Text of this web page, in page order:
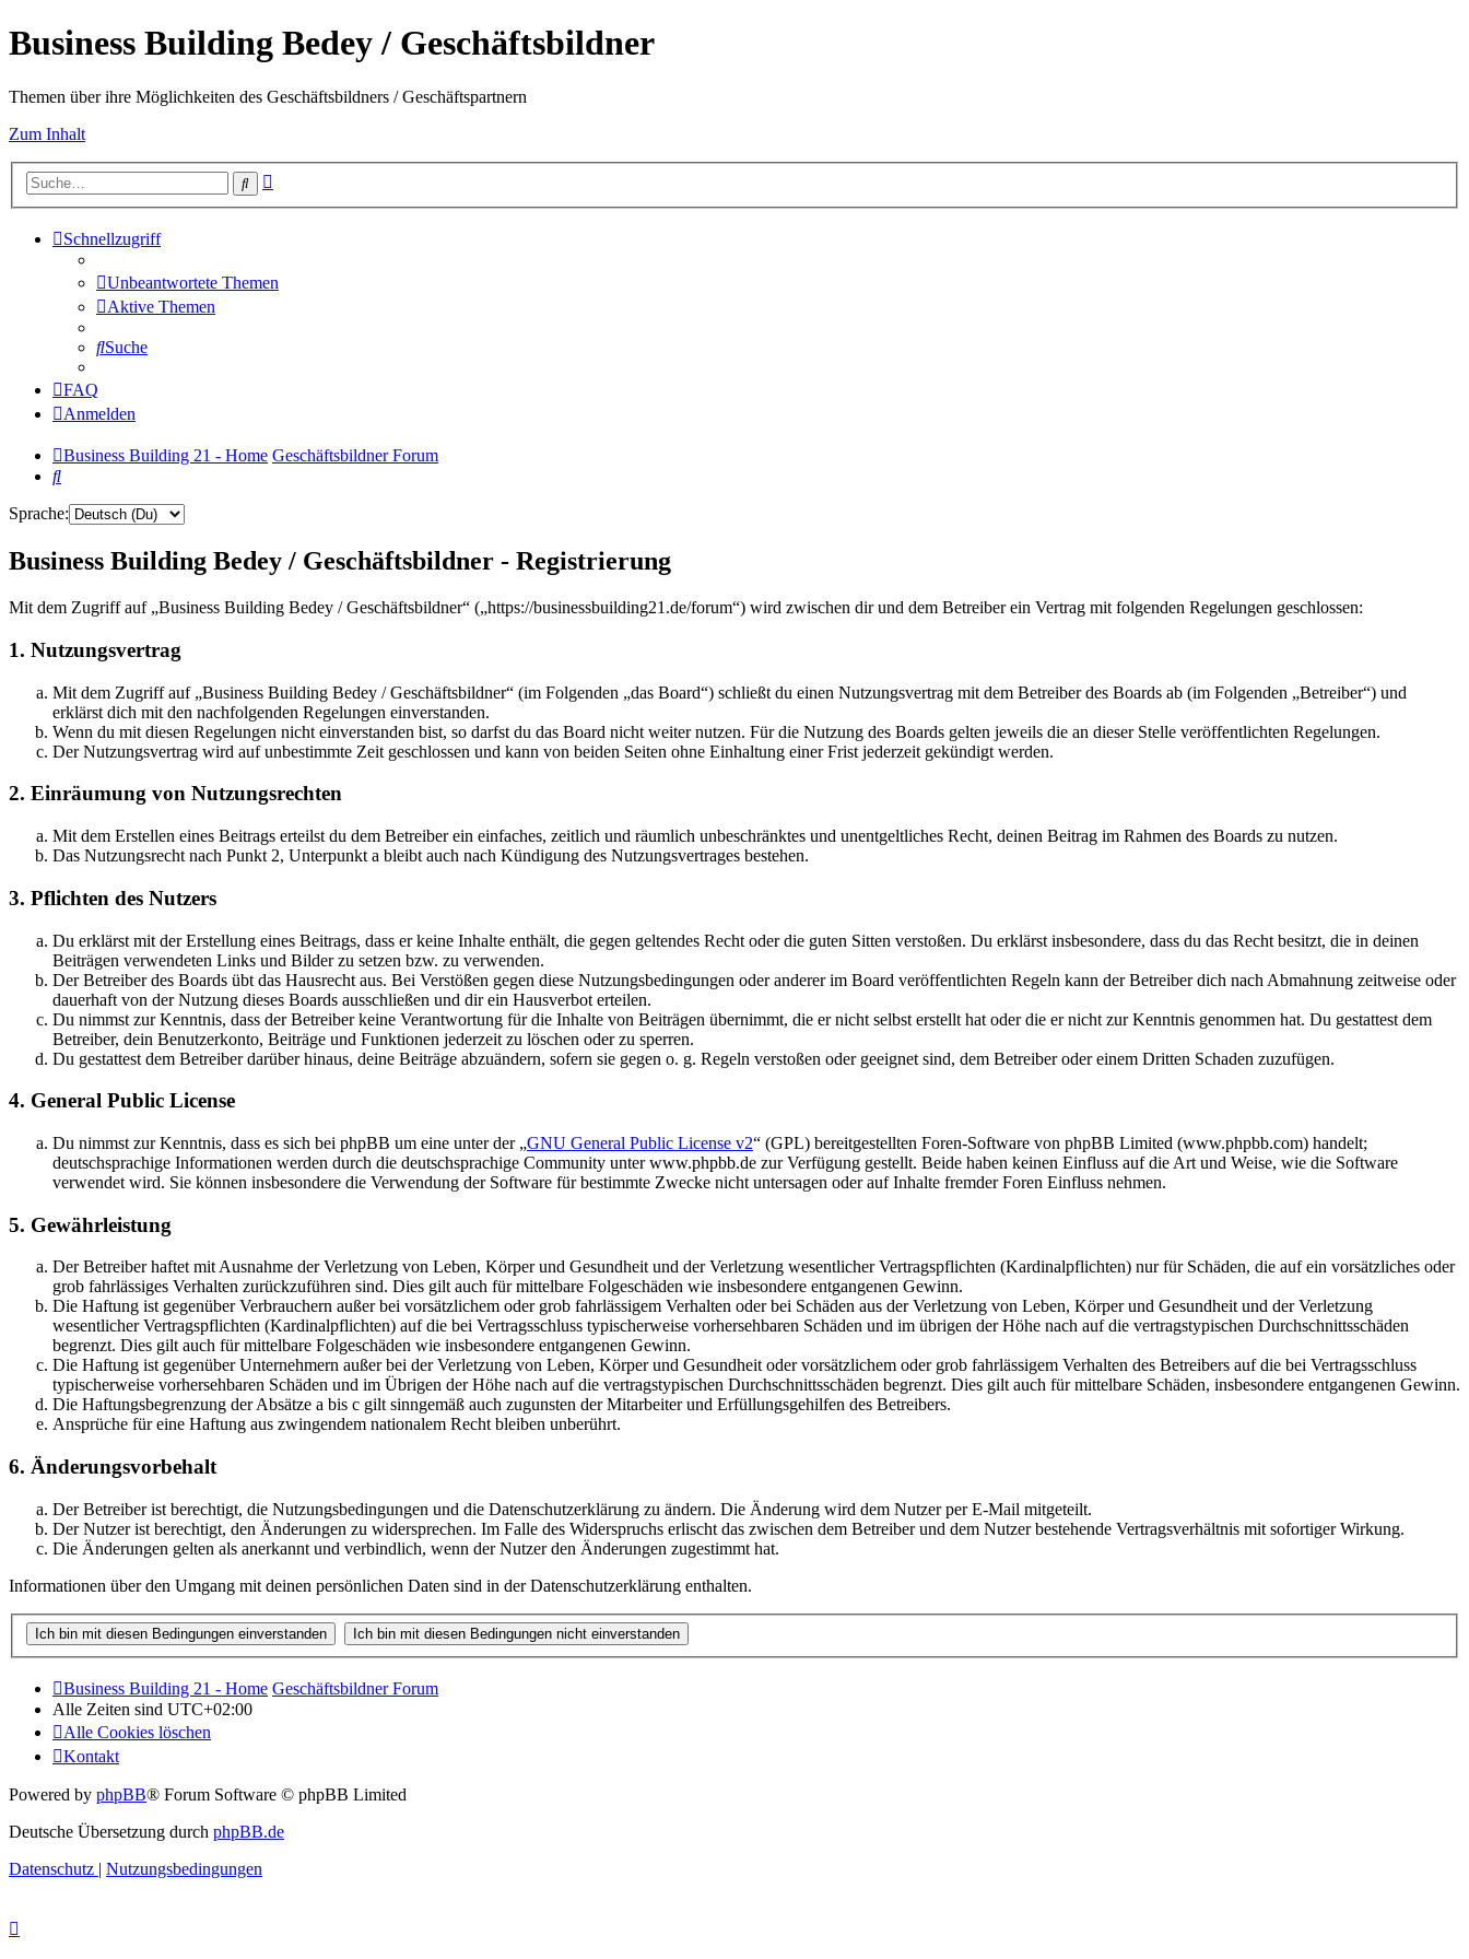
Business Building Bedey / Geschäftsbildner
Themen über ihre Möglichkeiten des Geschäftsbildners / Geschäftspartnern
Zum Inhalt
Suche
Schnellzugriff
Unbeantwortete Themen
Aktive Themen
Suche
FAQ
Anmelden
Business Building 21 - Home Geschäftsbildner Forum
Suche
Sprache:
Business Building Bedey / Geschäftsbildner - Registrierung
Mit dem Zugriff auf „Business Building Bedey / Geschäftsbildner“ („https://businessbuilding21.de/forum“) wird zwischen dir und dem Betreiber ein Vertrag mit folgenden Regelungen geschlossen:
1. Nutzungsvertrag
Mit dem Zugriff auf „Business Building Bedey / Geschäftsbildner“ (im Folgenden „das Board“) schließt du einen Nutzungsvertrag mit dem Betreiber des Boards ab (im Folgenden „Betreiber“) und
erklärst dich mit den nachfolgenden Regelungen einverstanden.
Wenn du mit diesen Regelungen nicht einverstanden bist, so darfst du das Board nicht weiter nutzen. Für die Nutzung des Boards gelten jeweils die an dieser Stelle veröffentlichten Regelungen.
Der Nutzungsvertrag wird auf unbestimmte Zeit geschlossen und kann von beiden Seiten ohne Einhaltung einer Frist jederzeit gekündigt werden.
2. Einräumung von Nutzungsrechten
Mit dem Erstellen eines Beitrags erteilst du dem Betreiber ein einfaches, zeitlich und räumlich unbeschränktes und unentgeltliches Recht, deinen Beitrag im Rahmen des Boards zu nutzen.
Das Nutzungsrecht nach Punkt 2, Unterpunkt a bleibt auch nach Kündigung des Nutzungsvertrages bestehen.
3. Pflichten des Nutzers
Du erklärst mit der Erstellung eines Beitrags, dass er keine Inhalte enthält, die gegen geltendes Recht oder die guten Sitten verstoßen. Du erklärst insbesondere, dass du das Recht besitzt, die in deinen
Beiträgen verwendeten Links und Bilder zu setzen bzw. zu verwenden.
Der Betreiber des Boards übt das Hausrecht aus. Bei Verstößen gegen diese Nutzungsbedingungen oder anderer im Board veröffentlichten Regeln kann der Betreiber dich nach Abmahnung zeitweise oder
dauerhaft von der Nutzung dieses Boards ausschließen und dir ein Hausverbot erteilen.
Du nimmst zur Kenntnis, dass der Betreiber keine Verantwortung für die Inhalte von Beiträgen übernimmt, die er nicht selbst erstellt hat oder die er nicht zur Kenntnis genommen hat. Du gestattest dem
Betreiber, dein Benutzerkonto, Beiträge und Funktionen jederzeit zu löschen oder zu sperren.
Du gestattest dem Betreiber darüber hinaus, deine Beiträge abzuändern, sofern sie gegen o. g. Regeln verstoßen oder geeignet sind, dem Betreiber oder einem Dritten Schaden zuzufügen.
4. General Public License
Du nimmst zur Kenntnis, dass es sich bei phpBB um eine unter der „GNU General Public License v2“ (GPL) bereitgestellten Foren-Software von phpBB Limited (www.phpbb.com) handelt;
deutschsprachige Informationen werden durch die deutschsprachige Community unter www.phpbb.de zur Verfügung gestellt. Beide haben keinen Einfluss auf die Art und Weise, wie die Software
verwendet wird. Sie können insbesondere die Verwendung der Software für bestimmte Zwecke nicht untersagen oder auf Inhalte fremder Foren Einfluss nehmen.
5. Gewährleistung
Der Betreiber haftet mit Ausnahme der Verletzung von Leben, Körper und Gesundheit und der Verletzung wesentlicher Vertragspflichten (Kardinalpflichten) nur für Schäden, die auf ein vorsätzliches oder
grob fahrlässiges Verhalten zurückzuführen sind. Dies gilt auch für mittelbare Folgeschäden wie insbesondere entgangenen Gewinn.
Die Haftung ist gegenüber Verbrauchern außer bei vorsätzlichem oder grob fahrlässigem Verhalten oder bei Schäden aus der Verletzung von Leben, Körper und Gesundheit und der Verletzung
wesentlicher Vertragspflichten (Kardinalpflichten) auf die bei Vertragsschluss typischerweise vorhersehbaren Schäden und im übrigen der Höhe nach auf die vertragstypischen Durchschnittsschäden
begrenzt. Dies gilt auch für mittelbare Folgeschäden wie insbesondere entgangenen Gewinn.
Die Haftung ist gegenüber Unternehmern außer bei der Verletzung von Leben, Körper und Gesundheit oder vorsätzlichem oder grob fahrlässigem Verhalten des Betreibers auf die bei Vertragsschluss
typischerweise vorhersehbaren Schäden und im Übrigen der Höhe nach auf die vertragstypischen Durchschnittsschäden begrenzt. Dies gilt auch für mittelbare Schäden, insbesondere entgangenen Gewinn.
Die Haftungsbegrenzung der Absätze a bis c gilt sinngemäß auch zugunsten der Mitarbeiter und Erfüllungsgehilfen des Betreibers.
Ansprüche für eine Haftung aus zwingendem nationalem Recht bleiben unberührt.
6. Änderungsvorbehalt
Der Betreiber ist berechtigt, die Nutzungsbedingungen und die Datenschutzerklärung zu ändern. Die Änderung wird dem Nutzer per E-Mail mitgeteilt.
Der Nutzer ist berechtigt, den Änderungen zu widersprechen. Im Falle des Widerspruchs erlischt das zwischen dem Betreiber und dem Nutzer bestehende Vertragsverhältnis mit sofortiger Wirkung.
Die Änderungen gelten als anerkannt und verbindlich, wenn der Nutzer den Änderungen zugestimmt hat.
Informationen über den Umgang mit deinen persönlichen Daten sind in der Datenschutzerklärung enthalten.
Business Building 21 - Home Geschäftsbildner Forum
Alle Zeiten sind UTC+02:00
Alle Cookies löschen
Kontakt
Powered by phpBB® Forum Software © phpBB Limited
Deutsche Übersetzung durch phpBB.de
Datenschutz | Nutzungsbedingungen